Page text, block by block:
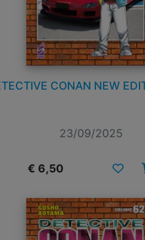
CONAN NEW
23/09/2025
€ 6,50